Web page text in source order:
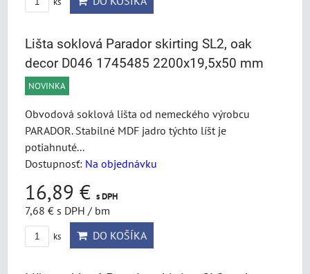
Lišta soklová Parador skirting SL2, oak
decor D046 1745485 2200x19,5x50 mm
NOVINKA
Obvodová soklová lišta od nemeckého výrobcu
PARADOR. Stabilné MDF jadro týchto líšt je
potiahnuté...
Dostupnosť: Na objednávku
16,89 € s DPH
7,68 € s DPH / bm
ks DO KOŠÍKA